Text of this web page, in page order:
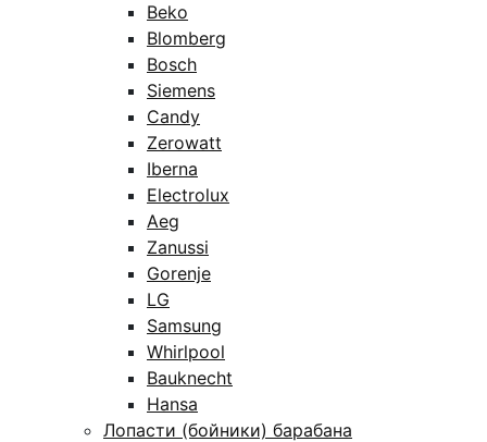
Beko
Blomberg
Bosch
Siemens
Candy
Zerowatt
Iberna
Electrolux
Aeg
Zanussi
Gorenje
LG
Samsung
Whirlpool
Bauknecht
Hansa
Лопасти (бойники) барабана